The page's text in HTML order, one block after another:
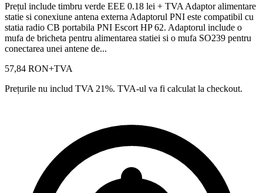
Prețul include timbru verde EEE 0.18 lei + TVA Adaptor alimentare
statie si conexiune antena externa Adaptorul PNI este compatibil cu
statia radio CB portabila PNI Escort HP 62. Adaptorul include o
mufa de bricheta pentru alimentarea statiei si o mufa SO239 pentru
conectarea unei antene de...
57,84 RON+TVA
Prețurile nu includ TVA 21%. TVA-ul va fi calculat la checkout.